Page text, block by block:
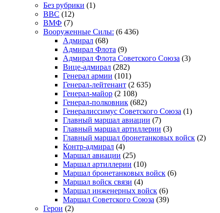
Без рубрики (1)
ВВС (12)
ВМФ (7)
Вооруженные Силы: (6 436)
Адмирал (68)
Адмирал Флота (9)
Адмирал Флота Советского Союза (3)
Вице-адмирал (282)
Генерал армии (101)
Генерал-лейтенант (2 635)
Генерал-майор (2 108)
Генерал-полковник (682)
Генералиссимус Советского Союза (1)
Главный маршал авиации (7)
Главный маршал артиллерии (3)
Главный маршал бронетанковых войск (2)
Контр-адмирал (4)
Маршал авиации (25)
Маршал артиллерии (10)
Маршал бронетанковых войск (6)
Маршал войск связи (4)
Маршал инженерных войск (6)
Маршал Советского Союза (39)
Герои (2)